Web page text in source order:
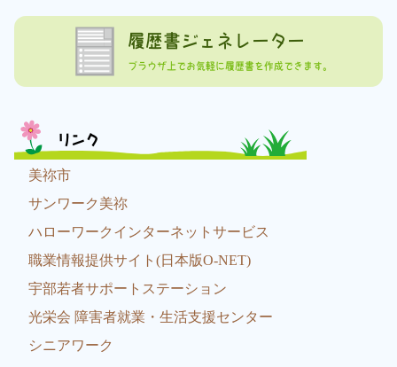
履歴書ジェネレーター
ブラウザ上でお気軽に履歴書を作成できます。
リンク
美祢市
サンワーク美祢
ハローワークインターネットサービス
職業情報提供サイト(日本版O-NET)
宇部若者サポートステーション
光栄会 障害者就業・生活支援センター
シニアワーク